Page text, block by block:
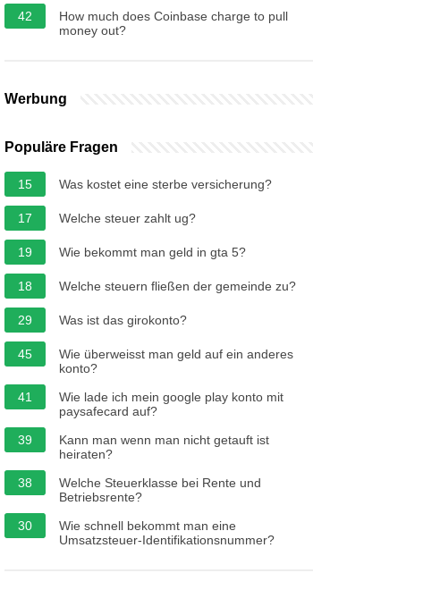
42
How much does Coinbase charge to pull
money out?
Werbung
Populäre Fragen
15 Was kostet eine sterbe versicherung?
17 Welche steuer zahlt ug?
19 Wie bekommt man geld in gta 5?
18 Welche steuern fließen der gemeinde zu?
29 Was ist das girokonto?
45
Wie überweisst man geld auf ein anderes
konto?
41
Wie lade ich mein google play konto mit
paysafecard auf?
39
Kann man wenn man nicht getauft ist
heiraten?
38
Welche Steuerklasse bei Rente und
Betriebsrente?
30
Wie schnell bekommt man eine
Umsatzsteuer-Identifikationsnummer?